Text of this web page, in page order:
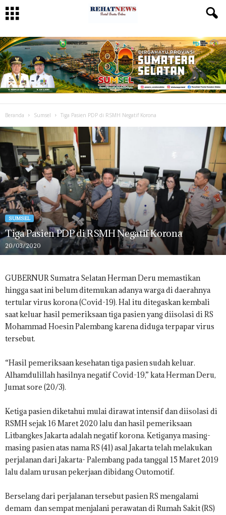
Beranda Sumsel Tiga Pasien PDP di RSMH Negatif Korona
SUMSEL
Tiga Pasien PDP di RSMH Negatif Korona
20/03/2020
GUBERNUR Sumatra Selatan Herman Deru memastikan
hingga saat ini belum ditemukan adanya warga di daerahnya
tertular virus korona (Covid-19). Hal itu ditegaskan kembali
saat keluar hasil pemeriksaan tiga pasien yang diisolasi di RS
Mohammad Hoesin Palembang karena diduga terpapar virus
tersebut.
“Hasil pemeriksaan kesehatan tiga pasien sudah keluar.
Alhamdulillah hasilnya negatif Covid-19,” kata Herman Deru,
Jumat sore (20/3).
Ketiga pasien diketahui mulai dirawat intensif dan diisolasi di
RSMH sejak 16 Maret 2020 lalu dan hasil pemeriksaan
Litbangkes Jakarta adalah negatif korona. Ketiganya masing-
masing pasien atas nama RS (41) asal Jakarta telah melakukan
perjalanan dari Jakarta- Palembang pada tanggal 15 Maret 2019
lalu dalam urusan pekerjaan dibidang Outomotif.
Berselang dari perjalanan tersebut pasien RS mengalami
demam dan sempat menjalani perawatan di Rumah Sakit (RS)